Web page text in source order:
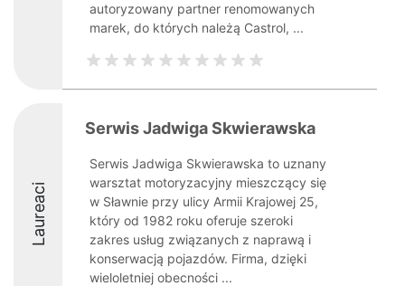
autoryzowany partner renomowanych
marek, do których należą Castrol, ...
Laureaci
Serwis Jadwiga Skwierawska
Serwis Jadwiga Skwierawska to uznany
warsztat motoryzacyjny mieszczący się
w Sławnie przy ulicy Armii Krajowej 25,
który od 1982 roku oferuje szeroki
zakres usług związanych z naprawą i
konserwacją pojazdów. Firma, dzięki
wieloletniej obecności ...